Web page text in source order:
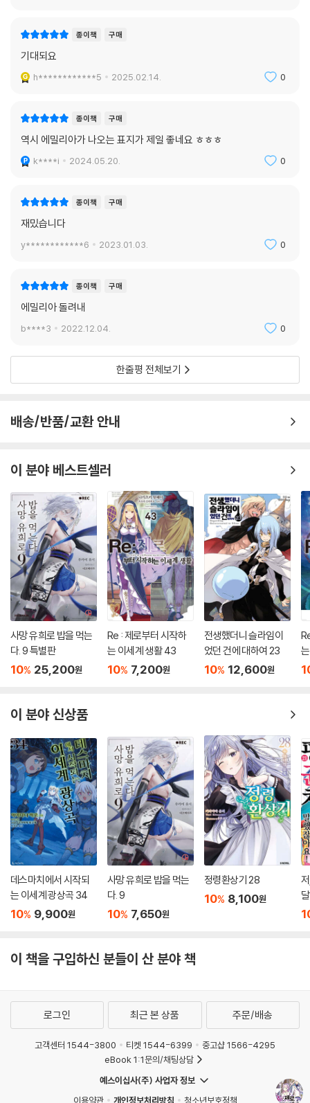
종이책 구매
기대되요
h************5 2025.02.14. 0
종이책 구매
역시 에밀리아가 나오는 표지가 제일 좋네요 ㅎㅎㅎ
k****i 2024.05.20. 0
종이책 구매
재밌습니다
y************6 2023.01.03. 0
종이책 구매
에밀리아 돌려내
b****3 2022.12.04. 0
한줄평 전체보기
배송/반품/교환 안내
이 분야 베스트셀러
사망 유희로 밥을 먹는
다. 9 특별판
10% 25,200원
Re : 제로부터 시작하
는 이세계 생활 43
10% 7,200원
전생했더니 슬라임이
었던 건에 대하여 23
10% 12,600원
이 분야 신상품
데스마치에서 시작되
는 이세계 광상곡 34
10% 9,900원
사망 유희로 밥을 먹는
다. 9
10% 7,650원
정령환상기 28
10% 8,100원
이 책을 구입하신 분들이 산 분야 책
로그인 최근 본 상품 주문/배송
고객센터 1544-3800 티켓 1544-6399
중고샵 1566-4295
eBook 1:1문의/채팅상담
예스이십사(주) 사업자 정보
이용약관
개인정보처리방침 청소년보호정책